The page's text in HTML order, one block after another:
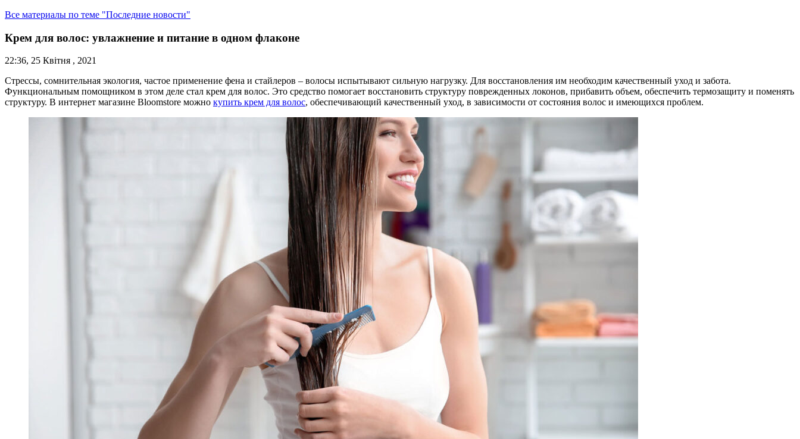
Все материалы по теме "Последние новости"
Крем для волос: увлажнение и питание в одном флаконе
22:36, 25 Квітня , 2021
Стрессы, сомнительная экология, частое применение фена и стайлеров – волосы испытывают сильную нагрузку. Для восстановления им необходим качественный уход и забота.
Функциональным помощником в этом деле стал крем для волос. Это средство помогает восстановить структуру поврежденных локонов, прибавить объем, обеспечить термозащиту и поменять
структуру. В интернет магазине Bloomstore можно купить крем для волос, обеспечивающий качественный уход, в зависимости от состояния волос и имеющихся проблем.